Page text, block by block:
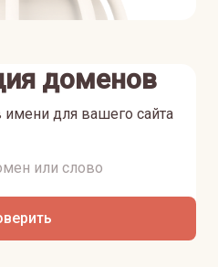
доменов
для вашего сайта